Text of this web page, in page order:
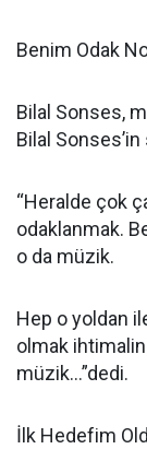
Benim Odak
Bilal Sonses,
Bilal
“Heralde çok
odaklanmak.
o da müzik.
Hep o yoldan
olmak
müzik...”dedi.
İlk Hedefim